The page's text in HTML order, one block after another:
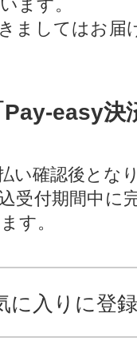
ます。
ましてはお届
Pay-easy決
い確認後とな
受付期間中に
す。
に入りに登録